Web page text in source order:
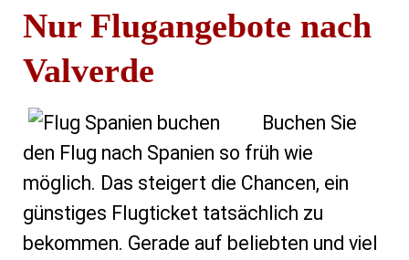
Nur Flugangebote nach
Valverde
Buchen Sie
den Flug nach Spanien so früh wie
möglich. Das steigert die Chancen, ein
günstiges Flugticket tatsächlich zu
bekommen. Gerade auf beliebten und viel